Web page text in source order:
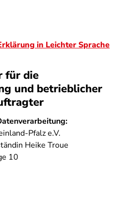
in Leichter Sprache
für die
und betrieblicher
Pfalz e.V.
Heike Troue
10